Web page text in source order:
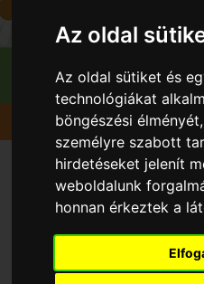
Az oldal
Az oldal sütiket és
technológiákat
böngészési
személyre szabott
hirdetéseket jelenít
weboldalunk
honnan érkeztek a
Gyümölcsök Szilva